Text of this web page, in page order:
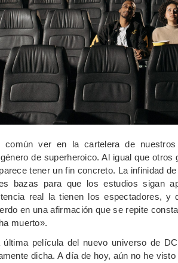
ver en la cartelera de
de superheroico. Al igual que
tener un fin concreto. La infinidad
bazas para que los estudios sigan
real la tienen los espectadores,
en una afirmación que se repite
muerto».
última película del nuevo universo de
dicha. A día de hoy, aún no he